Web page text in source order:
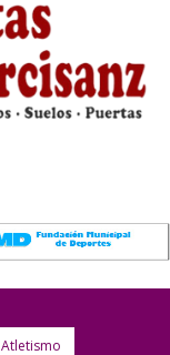
Atletismo